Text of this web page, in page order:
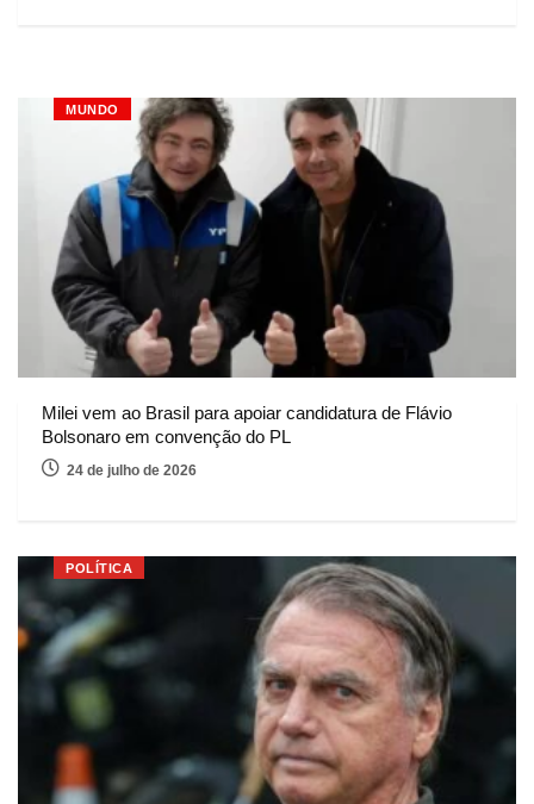
MUNDO
Milei vem ao Brasil para apoiar candidatura de Flávio
Bolsonaro em convenção do PL
24 de julho de 2026
POLÍTICA